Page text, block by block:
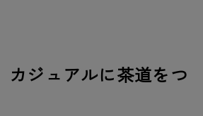
カジュアルに茶道をつ